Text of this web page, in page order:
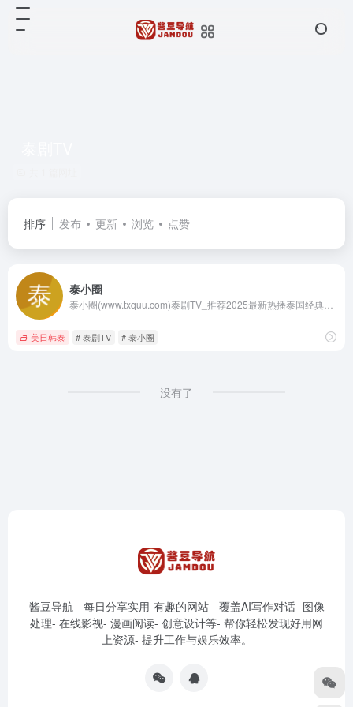
排序 发布 更新 浏览 点赞
泰小圈
美日韩泰 # 泰剧TV # 泰小圈
没有了
酱豆导航 - 每日分享实用-有趣的网站 - 覆盖AI写作对话- 图像
处理- 在线影视- 漫画阅读- 创意设计等- 帮你轻松发现好用网
上资源- 提升工作与娱乐效率。